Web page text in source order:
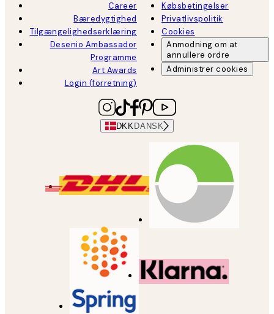
Career
Bæredygtighed
Tilgængelighedserklæring
Desenio Ambassador
Programme
Art Awards
Login (forretning)
Købsbetingelser
Privatlivspolitik
Cookies
Anmodning om at
annullere ordre
Administrer cookies
DKK DANSK